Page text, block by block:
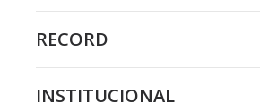
RECORD
INSTITUCIONAL